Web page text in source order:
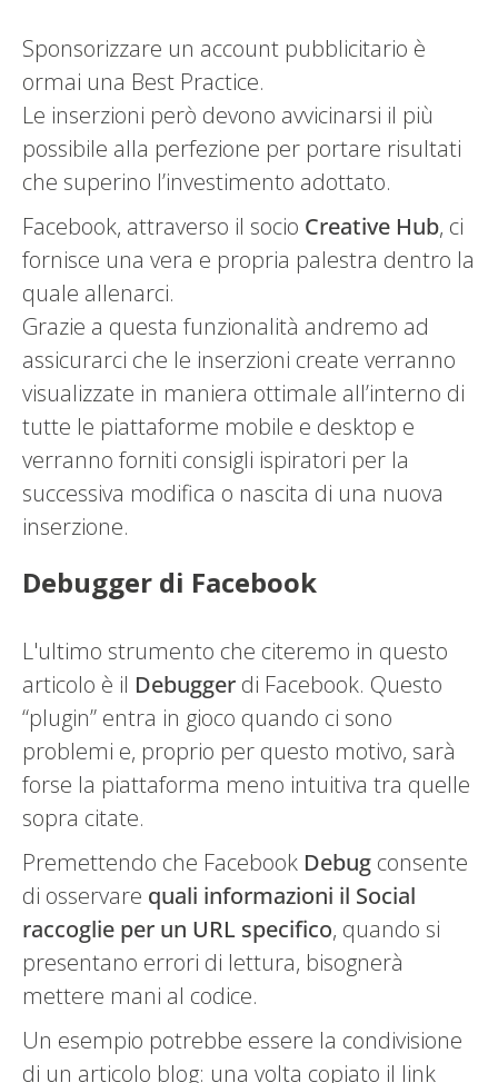
Sponsorizzare un account pubblicitario è
ormai una Best Practice.
Le inserzioni però devono avvicinarsi il più
possibile alla perfezione per portare risultati
che superino l’investimento adottato.
Facebook, attraverso il socio Creative Hub, ci
fornisce una vera e propria palestra dentro la
quale allenarci.
Grazie a questa funzionalità andremo ad
assicurarci che le inserzioni create verranno
visualizzate in maniera ottimale all’interno di
tutte le piattaforme mobile e desktop e
verranno forniti consigli ispiratori per la
successiva modifica o nascita di una nuova
inserzione.
Debugger di Facebook
L'ultimo strumento che citeremo in questo
articolo è il Debugger di Facebook. Questo
“plugin” entra in gioco quando ci sono
problemi e, proprio per questo motivo, sarà
forse la piattaforma meno intuitiva tra quelle
sopra citate.
Premettendo che Facebook Debug consente
di osservare quali informazioni il Social
raccoglie per un URL specifico, quando si
presentano errori di lettura, bisognerà
mettere mani al codice.
Un esempio potrebbe essere la condivisione
di un articolo blog: una volta copiato il link